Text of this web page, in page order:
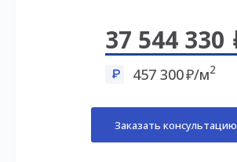
37 544 330
457 300 /м2
Заказать консультацию